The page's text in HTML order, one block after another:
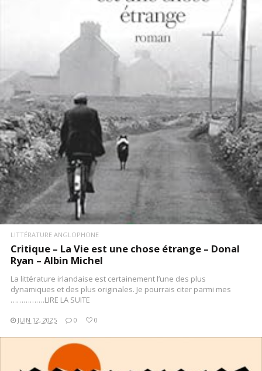
LIRE LA SUITE
LITTÉRATURE ANGLOPHONE
Critique – La Vie est une chose étrange – Donal
Ryan – Albin Michel
La littérature irlandaise est certainement l’une des plus
dynamiques et des plus originales. Je pourrais citer parmi mes
…………….LIRE LA SUITE
JUIN 12, 2025 0 0